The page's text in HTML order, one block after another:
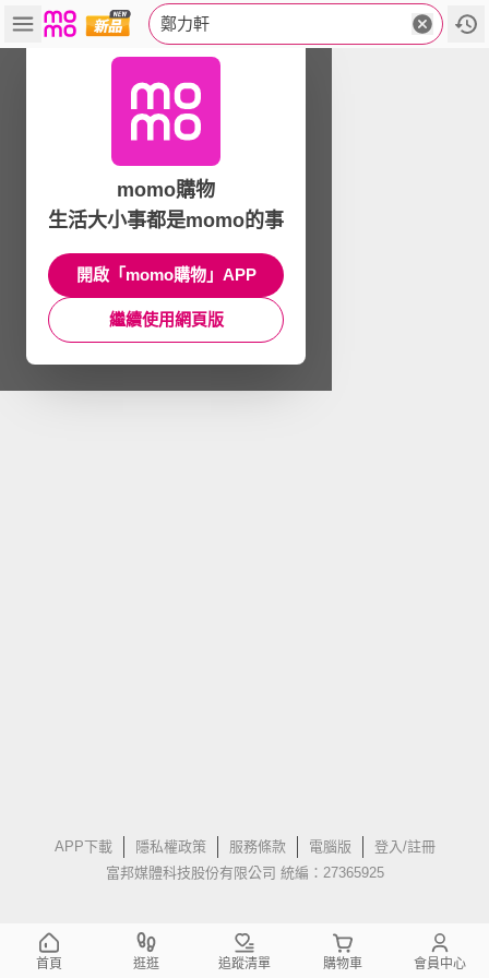
鄭力軒
APP下載 隱私權政策 服務條款 電腦版
登入/註冊
富邦媒體科技股份有限公司 統編：27365925
momo購物
生活大小事都是momo的事
開啟「momo購物」APP
繼續使用網頁版
首頁 逛逛 追蹤清單 購物車 會員中心